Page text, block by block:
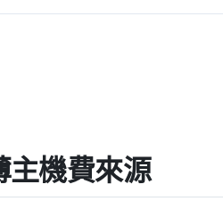
主機費來源